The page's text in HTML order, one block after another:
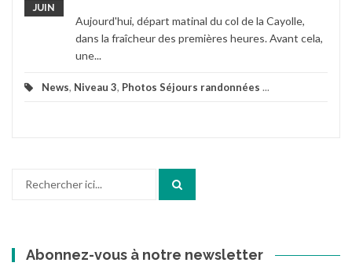
JUIN
Aujourd'hui, départ matinal du col de la Cayolle,
dans la fraîcheur des premières heures. Avant cela,
une...
News, Niveau 3, Photos Séjours randonnées ...
Abonnez-vous à notre newsletter